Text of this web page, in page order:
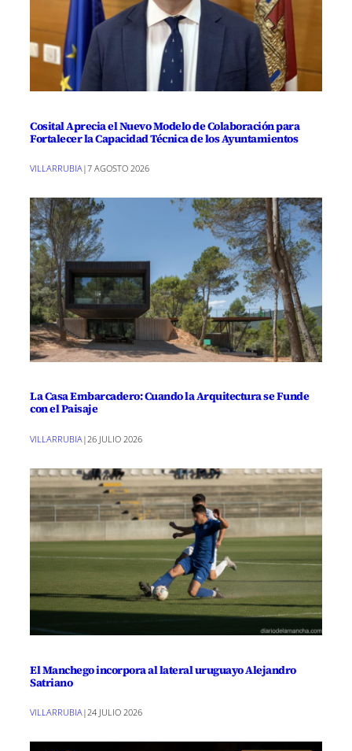
Cosital Aprecia el Nuevo Modelo de Colaboración para
Fortalecer la Capacidad Técnica de los Ayuntamientos
VILLARRUBIA|7 AGOSTO 2026
La Casa Embarcadero: Cuando la Arquitectura se Funde
con el Paisaje
VILLARRUBIA|26 JULIO 2026
El Manchego incorpora al lateral uruguayo Alejandro
Satriano
VILLARRUBIA|24 JULIO 2026